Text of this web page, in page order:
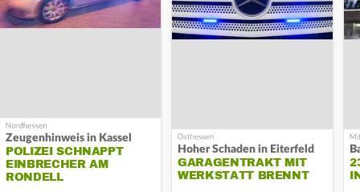
Zeugenhinweis in Kassel
POLIZEI SCHNAPPT
EINBRECHER AM
RONDELL
Hoher Schaden in Eiterfeld
GARAGENTRAKT MIT
WERKSTATT BRENNT